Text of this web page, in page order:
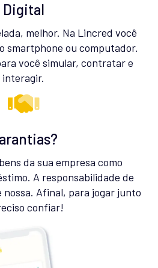
Digital
melhor. Na Lincred você
smartphone ou computador.
você simular, contratar e
interagir.
da sua empresa como
A responsabilidade de
nossa. Afinal, para jogar junto
confiar!